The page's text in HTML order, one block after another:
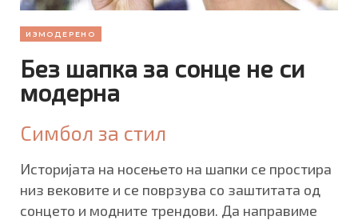
ИЗМОДЕРЕНО
Без шапка за сонце не си
модерна
Симбол за стил
Историјата на носењето на шапки се простира
низ вековите и се поврзува со заштитата од
сонцето и модните трендови. Да направиме